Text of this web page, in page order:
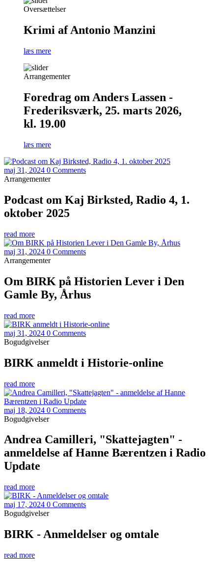
Oversættelser
Krimi af Antonio Manzini
læs mere
Arrangementer
Foredrag om Anders Lassen -
Frederiksværk, 25. marts 2026,
kl. 19.00
læs mere
maj 31, 2024 0 Comments
Arrangementer
Podcast om Kaj Birksted, Radio 4, 1.
oktober 2025
read more
maj 31, 2024 0 Comments
Arrangementer
Om BIRK på Historien Lever i Den
Gamle By, Århus
read more
maj 31, 2024 0 Comments
Bogudgivelser
BIRK anmeldt i Historie-online
read more
maj 18, 2024 0 Comments
Bogudgivelser
Andrea Camilleri, "Skattejagten" -
anmeldelse af Hanne Bærentzen i Radio
Update
read more
maj 17, 2024 0 Comments
Bogudgivelser
BIRK - Anmeldelser og omtale
read more